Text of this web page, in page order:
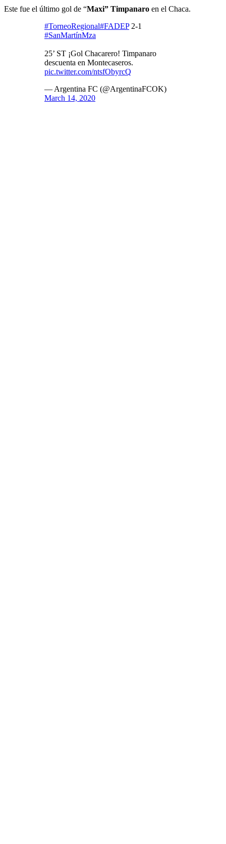
Este fue el último gol de “Maxi” Timpanaro en el Chaca.
#TorneoRegional#FADEP2-1
#SanMartínMza
25’ ST ¡Gol Chacarero! Timpanaro
descuenta en Montecaseros.
pic.twitter.com/ntsfObyrcQ
— Argentina FC (@ArgentinaFCOK)
March 14, 2020